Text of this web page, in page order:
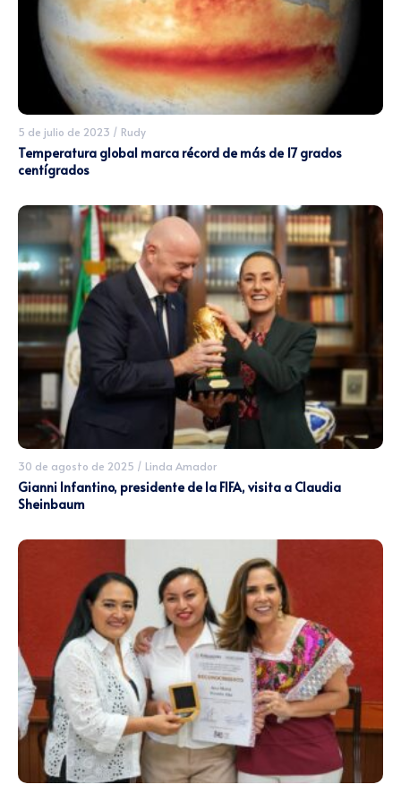
5 de julio de 2023 / Rudy
Temperatura global marca récord de más de 17 grados
centígrados
30 de agosto de 2025 / Linda Amador
Gianni Infantino, presidente de la FIFA, visita a Claudia
Sheinbaum